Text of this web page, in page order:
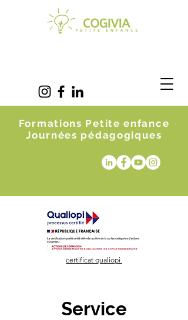
Formations Petite enfance
Journées pédagogiques
certificat qualiopi
Service